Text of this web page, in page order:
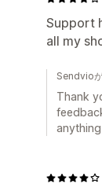
Support
all my
Sendvio
Thank